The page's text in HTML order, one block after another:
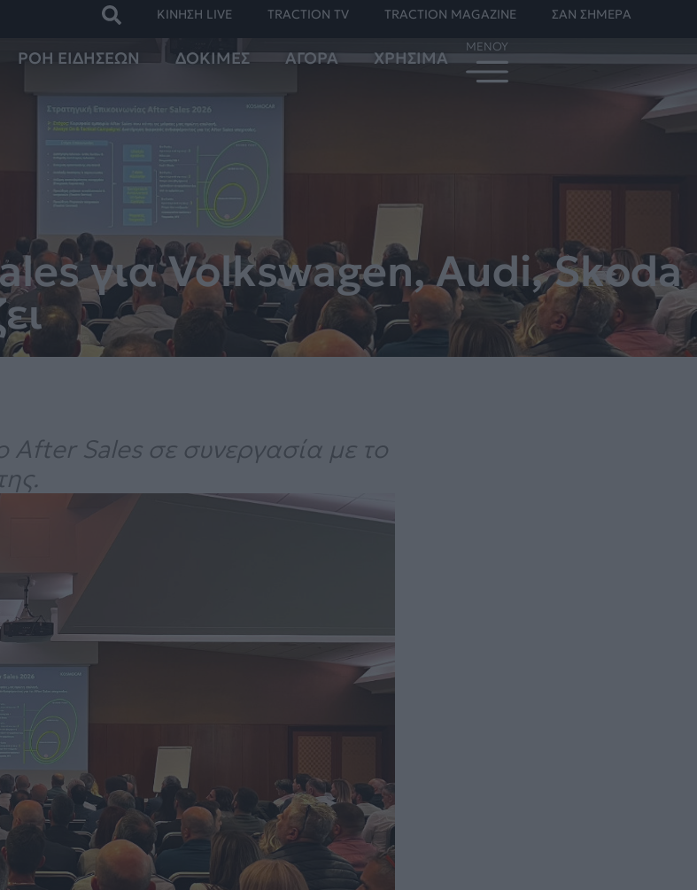
ΚΙΝΗΣΗ LIVE TRACTION TV TRACTION MAGAZINE ΣΑΝ ΣΗΜΕΡΑ
ΡΟΗ ΕΙΔΗΣΕΩΝ ΔΟΚΙΜΕΣ ΑΓΟΡΑ ΧΡΗΣΙΜΑ
για Volkswagen, Audi, Skoda
After Sales σε συνεργασία με το